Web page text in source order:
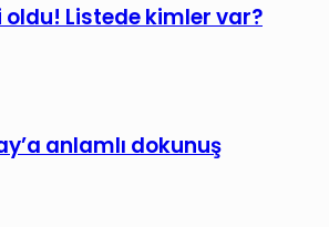
oldu! Listede kimler var?
anlamlı dokunuş